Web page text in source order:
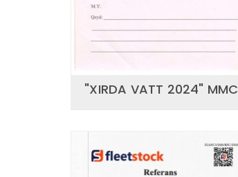
"XIRDA VATT 2024" MMC